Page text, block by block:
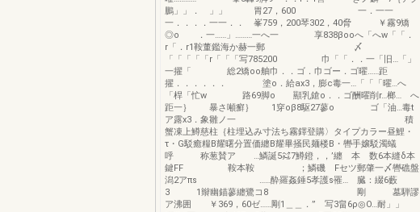
鵬」」． 」」 胃27，600 一．一一
一．．．．一一．． 峯759，200琴302，40脅 ￥霧9矯
◎o ．一……」………一へ一 享838βooへ「へw「「．
r「．r1鞍董鑑海か赫一郵 〆
「「「「「r「「「写785200 巾「「．．一「旧…「」
一擢「 総2矯oo舳巾．．ゴ．巾ゴー．ゴ曜……距
擢．．．．．． 塗o．給ax3，膨c毒一…「「「曜…へ
「桿「忙w 路69脚o 顯乳鎗o．．ゴ酬曜削r…榔… へ
距一｝ 暴さ噸癬｝ 1穿oβ8駆27蓼o ゴ「油…毒t
ア露x3．象雛ノ一 積
蟹凍上鱒慈柱｛柱埋込み寸法ち霧鐸登購〉タイプカラー昼鯉・
τ・G駁癒糧B耀曙分置価纏B耀畢掻民麺楼B・轡手嬢駁濁蟻
呼 称葱賛ア …鱗誕5㌶7鱒鐙，，’纏 本 数6本縫δ本
鍵FF 鞍本鞍 ；鱗磯 Fセツ郵肇一〆轡礁盤
潟2アπs ……酔羅姦錘5孝護s罹… 臓：綴6藪
3 1辮幽錨蓼纏鷺コ8 剛 墓騨謬
ア沸囲 ￥369，60ゼ……剛1＿＿．” 写3畠6ρ◎O…耐」」